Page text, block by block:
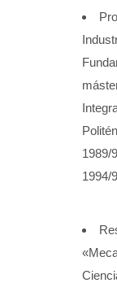
1989/
1994/